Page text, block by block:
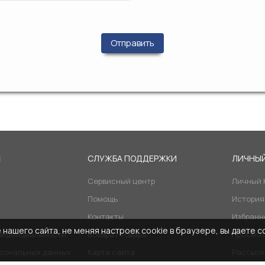
Отправить
СЛУЖБА ПОДДЕРЖКИ
Сервисный центр
Помощь
Контакты
Возврат товара
Личный
сайта, не меняя настроек cookie в браузере, вы даете